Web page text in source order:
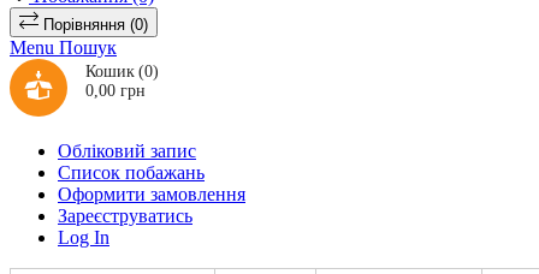
Порівняння (0)
Menu Пошук
Кошик (0)
0,00 грн
Обліковий запис
Список побажань
Оформити замовлення
Зареєструватись
Log In